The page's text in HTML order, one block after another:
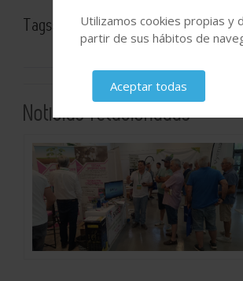
Tags: I+D Maquinaria Industrial
Noticias relacionadas
Utilizamos cookies propias y
partir de sus hábitos de
Aceptar todas